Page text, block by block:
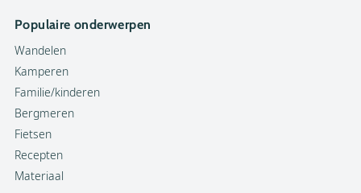
Populaire onderwerpen
Wandelen
Kamperen
Familie/kinderen
Bergmeren
Fietsen
Recepten
Materiaal